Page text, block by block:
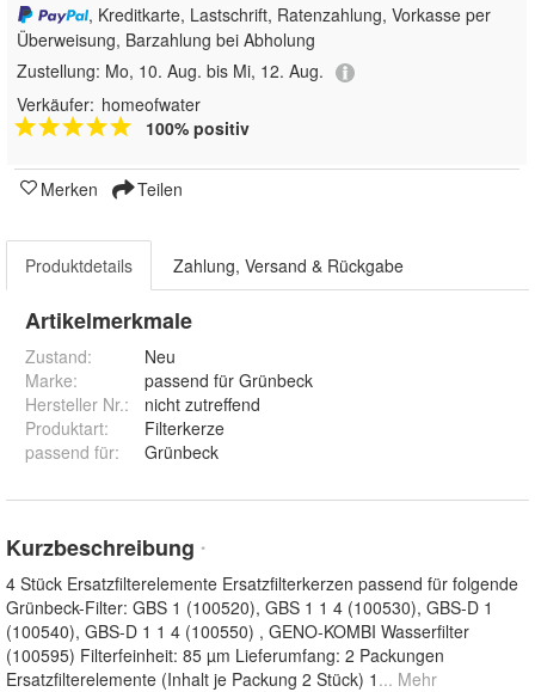
, Kreditkarte, Lastschrift, Ratenzahlung, Vorkasse per
Überweisung, Barzahlung bei Abholung
Zustellung: Mo, 10. Aug. bis Mi, 12. Aug.
Verkäufer: homeofwater
100% positiv
Merken Teilen
Produktdetails Zahlung, Versand & Rückgabe
Artikelmerkmale
Zustand:
Neu
Marke:
passend für Grünbeck
Hersteller Nr.:
nicht zutreffend
Produktart:
Filterkerze
passend für: Grünbeck
Kurzbeschreibung *
4 Stück Ersatzfilterelemente Ersatzfilterkerzen passend für folgende
Grünbeck-Filter: GBS 1 (100520), GBS 1 1 4 (100530), GBS-D 1
(100540), GBS-D 1 1 4 (100550) , GENO-KOMBI Wasserfilter
(100595) Filterfeinheit: 85 µm Lieferumfang: 2 Packungen
Ersatzfilterelemente (Inhalt je Packung 2 Stück) 1 ... Mehr